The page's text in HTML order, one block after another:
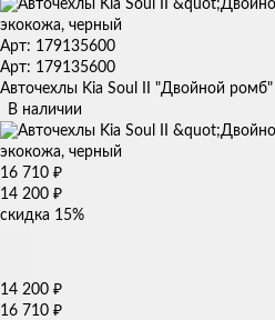
Арт: 179135600
Арт: 179135600
Авточехлы Kia Soul II "Двойной
В наличии
16 710 ₽
14 200 ₽
скидка 15%
14 200 ₽
16 710 ₽